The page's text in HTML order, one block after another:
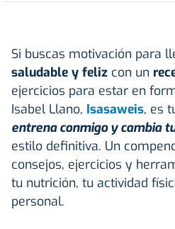
Si buscas motivación para
saludable y feliz con un
ejercicios para estar en
Isabel Llano, Isasaweis, es
entrena conmigo y cambia
estilo definitiva. Un
consejos, ejercicios y
tu nutrición, tu actividad
personal.